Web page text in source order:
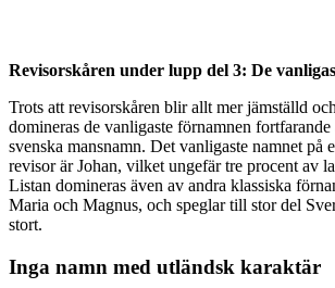
Revisorskåren under lupp del 3: De
Trots att revisorskåren blir allt mer jämställd
domineras de vanligaste förnamnen
svenska mansnamn. Det vanligaste namnet på
revisor är Johan, vilket ungefär tre procent av
Listan domineras även av andra klassiska
Maria och Magnus, och speglar till stor del
stort.
Inga namn med utländsk karaktär